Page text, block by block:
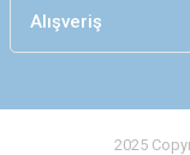
Alışveriş
2025